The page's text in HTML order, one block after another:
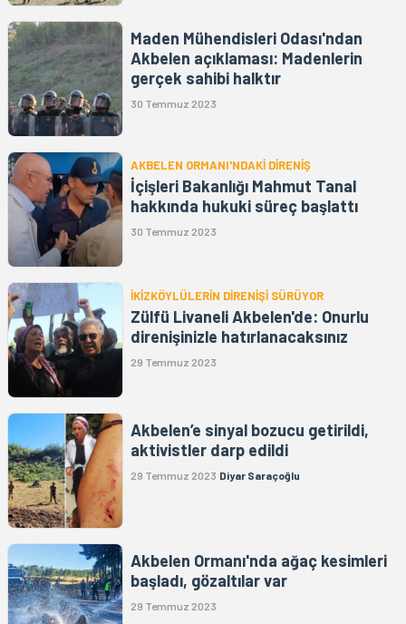
Maden Mühendisleri Odası'ndan
Akbelen açıklaması: Madenlerin
gerçek sahibi halktır
30 Temmuz 2023
AKBELEN ORMANI'NDAKİ DİRENİŞ
İçişleri Bakanlığı Mahmut Tanal
hakkında hukuki süreç başlattı
30 Temmuz 2023
İKİZKÖYLÜLERİN DİRENİŞİ SÜRÜYOR
Zülfü Livaneli Akbelen'de: Onurlu
direnişinizle hatırlanacaksınız
29 Temmuz 2023
Akbelen’e sinyal bozucu getirildi,
aktivistler darp edildi
29 Temmuz 2023 Diyar Saraçoğlu
Akbelen Ormanı'nda ağaç kesimleri
başladı, gözaltılar var
29 Temmuz 2023